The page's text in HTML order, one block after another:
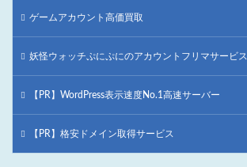
ゲームアカウント高価買取
妖怪ウォッチぷにぷにのアカウントフリマサービス
【PR】WordPress表示速度No.1高速サーバー
【PR】格安ドメイン取得サービス